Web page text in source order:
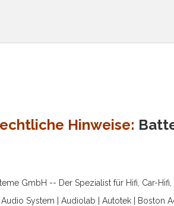
Hinweise:
GmbH -- Der Spezialist für Hifi, Car-
Audio System Audiolab Autotek Boston